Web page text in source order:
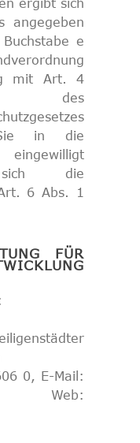
ergibt sich
angegeben
e
mit Art. 4
Sie in die
die
6 Abs. 1
FÜR
0, E-Mail:
Web: